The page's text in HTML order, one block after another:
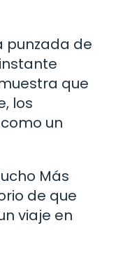
punzada de
que
los
un
Más
de que
viaje en